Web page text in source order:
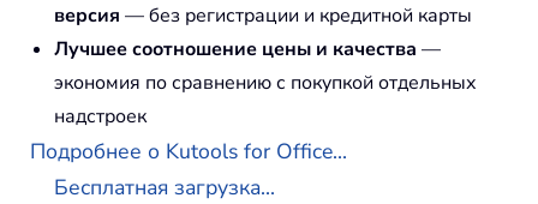
версия — без регистрации и кредитной карты
Лучшее соотношение цены и качества —
экономия по сравнению с покупкой отдельных
надстроек
Подробнее о Kutools for Office...
Бесплатная загрузка...